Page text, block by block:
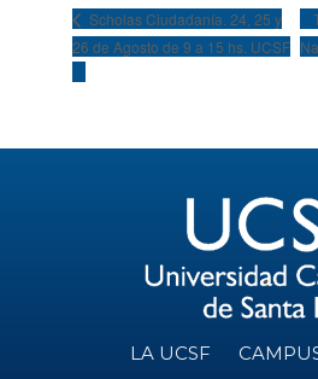
Scholas Ciudadanía. 24, 25 y
26 de Agosto de 9 a 15 hs. UCSF
LA UCSF